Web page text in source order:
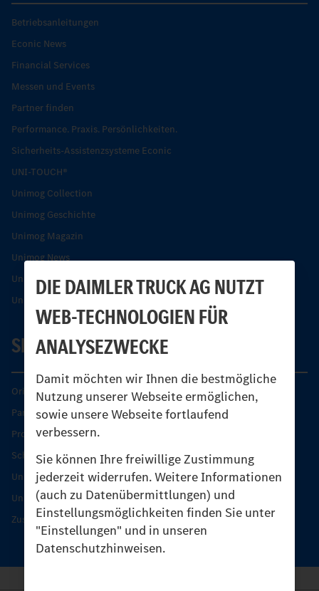
DIE DAIMLER TRUCK AG NUTZT
WEB-TECHNOLOGIEN FÜR
ANALYSEZWECKE
Damit möchten wir Ihnen die bestmögliche
Nutzung unserer Webseite ermöglichen,
sowie unsere Webseite fortlaufend
verbessern.
Sie können Ihre freiwillige Zustimmung
jederzeit widerrufen. Weitere Informationen
(auch zu Datenübermittlungen) und
Einstellungsmöglichkeiten finden Sie unter
"Einstellungen" und in unseren
Datenschutzhinweisen.
Betriebsanleitungen
Econic News
Financial Services
Messen und Events
Partner finden
Performance. Praxis. Persönlichkeiten.
Sicherheits-Assistenzsysteme Econic
UNI-TOUCH®
Unimog Collection
Unimog Geschichte
Unimog Magazin
Unimog News
Unimog Partner-Portal
Unimog Sicherheit
SERVICE
Original-Teile
Partner finden
Produkt-Highlights
Schutz und Werterhalt
Unimog Serviceangebot
Unimog Servicetage
Zusatzleistungen